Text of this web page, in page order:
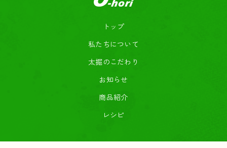
トップ
私たちについて
太掘のこだわり
お知らせ
商品紹介
レシピ